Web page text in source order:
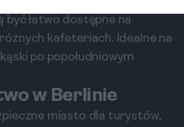
być łatwo dostępne na
kafeteriach. Idealne na
po popołudniowym
w Berlinie
miasto dla turystów,